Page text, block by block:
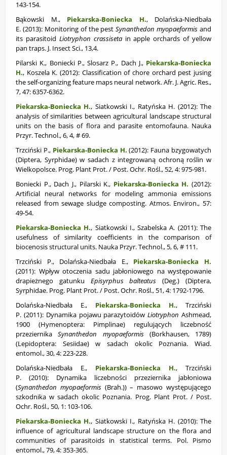
143-154.
Bąkowski M.,
Piekarska-Boniecka H., Dolańska-Niedbała
E. (2013): Monitoring of the pestSynanthedon myopaeformis and
its parasitoid Liotryphon crassiseta in apple orchards of yellow
pan traps. J. Insect Sci., 13,4.
Pilarski K., Boniecki P., Slosarz P., Dach J., Piekarska-Boniecka
H., Koszela K. (2012): Classification of chore orchard pest jusing
the self-organizing feature maps neural network. Afr. J. Agric. Res.,
7, 47: 6357-6362.
Piekarska-Boniecka H., Siatkowski I., Ratyńska H. (2012): The
analysis of similarities between agricultural landscape structural
units on the basis of flora and parasite entomofauna. Nauka
Przyr. Technol., 6, 4, # 69.
Trzciński P., Piekarska-Boniecka H. (2012): Fauna bzygowatych
(Diptera, Syrphidae) w sadach z integrowaną ochroną roślin w
Wielkopolsce. Prog. Plant Prot. / Post. Ochr. Rośl., 52, 4: 975-981.
Boniecki P., Dach J., Pilarski K., Piekarska-Boniecka H. (2012):
Artificial neural networks for modeling ammonia emissions
released from sewage sludge composting. Atmos. Environ., 57:
49-54.
Piekarska-Boniecka H., Siatkowski I., Szabelska A. (2011): The
usefulness of similarity coefficients in the comparison of
biocenosis structural units. Nauka Przyr. Technol., 5, 6, # 111.
Trzciński P., Dolańska-Niedbała E., Piekarska-Boniecka H.
(2011): Wpływ otoczenia sadu jabłoniowego na występowanie
drapieżnego gatunku Episyrphus balteatus(Deg.) (Diptera,
Syrphidae. Prog. Plant Prot. / Post. Ochr. Rośl., 51, 4: 1792-1796.
Dolańska-Niedbała E.,
Piekarska-Boniecka H.,
Trzciński
P. (2011): Dynamika pojawu parazytoidówLiotryphonAshmead,
1900 (Hymenoptera: Pimplinae) regulujących liczebność
przeziernikaSynanthedon myopaeformis (Borkhausen, 1789)
(Lepidoptera: Sesiidae) w sadach okolic Poznania. Wiad.
entomol., 30, 4: 223-228.
Dolańska-Niedbała E.,
Piekarska-Boniecka H., Trzciński
P. (2010): Dynamika liczebności przeziernika jabłoniowa
(Synanthedon myopaeformis (Brah.)) – masowo występującego
szkodnika w sadach okolic Poznania. Prog. Plant Prot. / Post.
Ochr. Rośl., 50, 1: 103-106.
Piekarska-Boniecka H., Siatkowski I., Ratyńska H. (2010): The
influence of agricultural landscape structure on the flora and
communities of parasitoids in statistical terms. Pol. Pismo
entomol., 79, 4: 353-365.